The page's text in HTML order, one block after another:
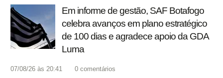
Em informe de gestão, SAF Botafogo
celebra avanços em plano estratégico
de 100 dias e agradece apoio da GDA
Luma
07/08/26 às 20:41 0 comentários